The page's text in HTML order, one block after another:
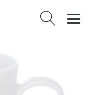
Keresés: